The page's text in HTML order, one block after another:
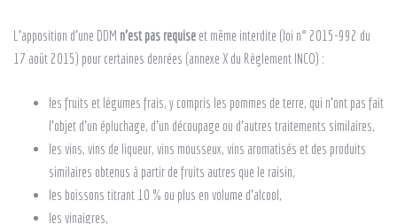
L’apposition d’une DDM n’est pas requise et même interdite (loi n° 2015-992 du
17 août 2015) pour certaines denrées (annexe X du Règlement INCO) :
les fruits et légumes frais, y compris les pommes de terre, qui n’ont pas fait
l’objet d’un épluchage, d’un découpage ou d’autres traitements similaires,
les vins, vins de liqueur, vins mousseux, vins aromatisés et des produits
similaires obtenus à partir de fruits autres que le raisin,
les boissons titrant 10 % ou plus en volume d’alcool,
les vinaigres,